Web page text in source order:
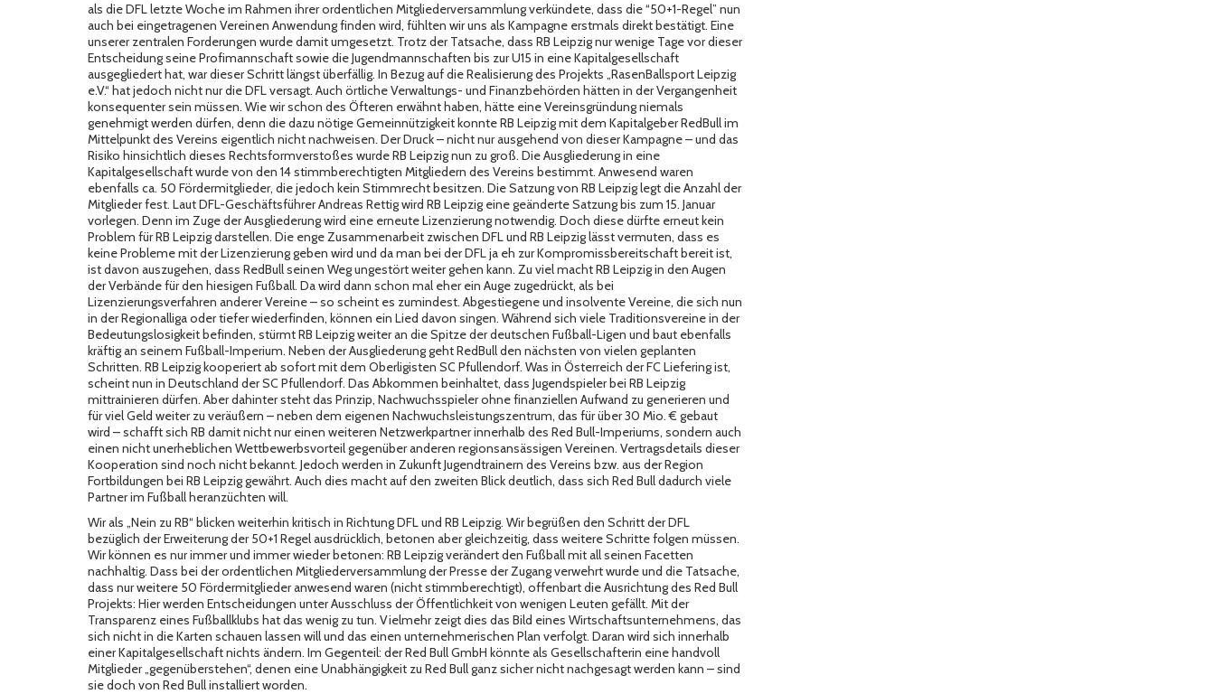
als die DFL letzte Woche im Rahmen ihrer ordentlichen Mitgliederversammlung verkündete, dass die “50+1-Regel” nun
auch bei eingetragenen Vereinen Anwendung finden wird, fühlten wir uns als Kampagne erstmals direkt bestätigt. Eine
unserer zentralen Forderungen wurde damit umgesetzt. Trotz der Tatsache, dass RB Leipzig nur wenige Tage vor dieser
Entscheidung seine Profimannschaft sowie die Jugendmannschaften bis zur U15 in eine Kapitalgesellschaft
ausgegliedert hat, war dieser Schritt längst überfällig. In Bezug auf die Realisierung des Projekts „RasenBallsport Leipzig
e.V.“ hat jedoch nicht nur die DFL versagt. Auch örtliche Verwaltungs- und Finanzbehörden hätten in der Vergangenheit
konsequenter sein müssen. Wie wir schon des Öfteren erwähnt haben, hätte eine Vereinsgründung niemals
genehmigt werden dürfen, denn die dazu nötige Gemeinnützigkeit konnte RB Leipzig mit dem Kapitalgeber RedBull im
Mittelpunkt des Vereins eigentlich nicht nachweisen. Der Druck – nicht nur ausgehend von dieser Kampagne – und das
Risiko hinsichtlich dieses Rechtsformverstoßes wurde RB Leipzig nun zu groß. Die Ausgliederung in eine
Kapitalgesellschaft wurde von den 14 stimmberechtigten Mitgliedern des Vereins bestimmt. Anwesend waren
ebenfalls ca. 50 Fördermitglieder, die jedoch kein Stimmrecht besitzen. Die Satzung von RB Leipzig legt die Anzahl der
Mitglieder fest. LautDFL-Geschäftsführer Andreas Rettigwird RB Leipzig eine geänderte Satzung bis zum 15. Januar
vorlegen. Denn im Zuge der Ausgliederung wird eine erneute Lizenzierung notwendig. Doch diese dürfte erneut kein
Problem für RB Leipzig darstellen. Die enge Zusammenarbeit zwischen DFL und RB Leipzig lässt vermuten, dass es
keine Probleme mit der Lizenzierung geben wird und da man bei der DFL ja eh zur Kompromissbereitschaft bereit ist,
ist davon auszugehen, dass RedBull seinen Weg ungestört weiter gehen kann. Zu viel macht RB Leipzig in den Augen
der Verbände für den hiesigen Fußball. Da wird dann schon mal eher ein Auge zugedrückt, als bei
Lizenzierungsverfahren anderer Vereine – so scheint es zumindest. Abgestiegene und insolvente Vereine, die sich nun
in der Regionalliga oder tiefer wiederfinden, können ein Lied davon singen. Während sich viele Traditionsvereine in der
Bedeutungslosigkeit befinden, stürmt RB Leipzig weiter an die Spitze der deutschen Fußball-Ligen und baut ebenfalls
kräftig an seinem Fußball-Imperium. Neben der Ausgliederung geht RedBull den nächsten von vielen geplanten
Schritten. RB Leipzig kooperiert ab sofort mit dem Oberligisten SC Pfullendorf. Was in Österreich der FC Liefering ist,
scheint nun in Deutschland derSC Pfullendorf. Das Abkommen beinhaltet, dass Jugendspieler bei RB Leipzig
mittrainieren dürfen. Aber dahinter steht das Prinzip, Nachwuchsspieler ohne finanziellen Aufwand zu generieren und
für viel Geld weiter zu veräußern – neben dem eigenen Nachwuchsleistungszentrum, das für über 30 Mio. € gebaut
wird – schafft sich RB damit nicht nur einen weiteren Netzwerkpartner innerhalb des Red Bull-Imperiums, sondern auch
einen nicht unerheblichen Wettbewerbsvorteil gegenüber anderen regionsansässigen Vereinen. Vertragsdetails dieser
Kooperation sind noch nicht bekannt. Jedoch werden in Zukunft Jugendtrainern des Vereins bzw. aus der Region
Fortbildungen bei RB Leipzig gewährt. Auch dies macht auf den zweiten Blick deutlich, dass sich Red Bull dadurch viele
Partner im Fußball heranzüchten will.
Wir als „Nein zu RB“ blicken weiterhin kritisch in Richtung DFL und RB Leipzig. Wir begrüßen den Schritt der DFL
bezüglich der Erweiterung der 50+1 Regel ausdrücklich, betonen aber gleichzeitig, dass weitere Schritte folgen müssen.
Wir können es nur immer und immer wieder betonen: RB Leipzig verändert den Fußball mit all seinen Facetten
nachhaltig. Dass bei der ordentlichen Mitgliederversammlung der Presse der Zugang verwehrt wurde und die Tatsache,
dass nur weitere 50 Fördermitglieder anwesend waren (nicht stimmberechtigt), offenbart die Ausrichtung des Red Bull
Projekts: Hier werden Entscheidungen unter Ausschluss der Öffentlichkeit von wenigen Leuten gefällt. Mit der
Transparenz eines Fußballklubs hat das wenig zu tun. Vielmehr zeigt dies das Bild eines Wirtschaftsunternehmens, das
sich nicht in die Karten schauen lassen will und das einen unternehmerischen Plan verfolgt. Daran wird sich innerhalb
einer Kapitalgesellschaft nichts ändern. Im Gegenteil: der Red Bull GmbH könnte als Gesellschafterin eine handvoll
Mitglieder „gegenüberstehen“, denen eine Unabhängigkeit zu Red Bull ganz sicher nicht nachgesagt werden kann – sind
sie doch von Red Bull installiert worden.